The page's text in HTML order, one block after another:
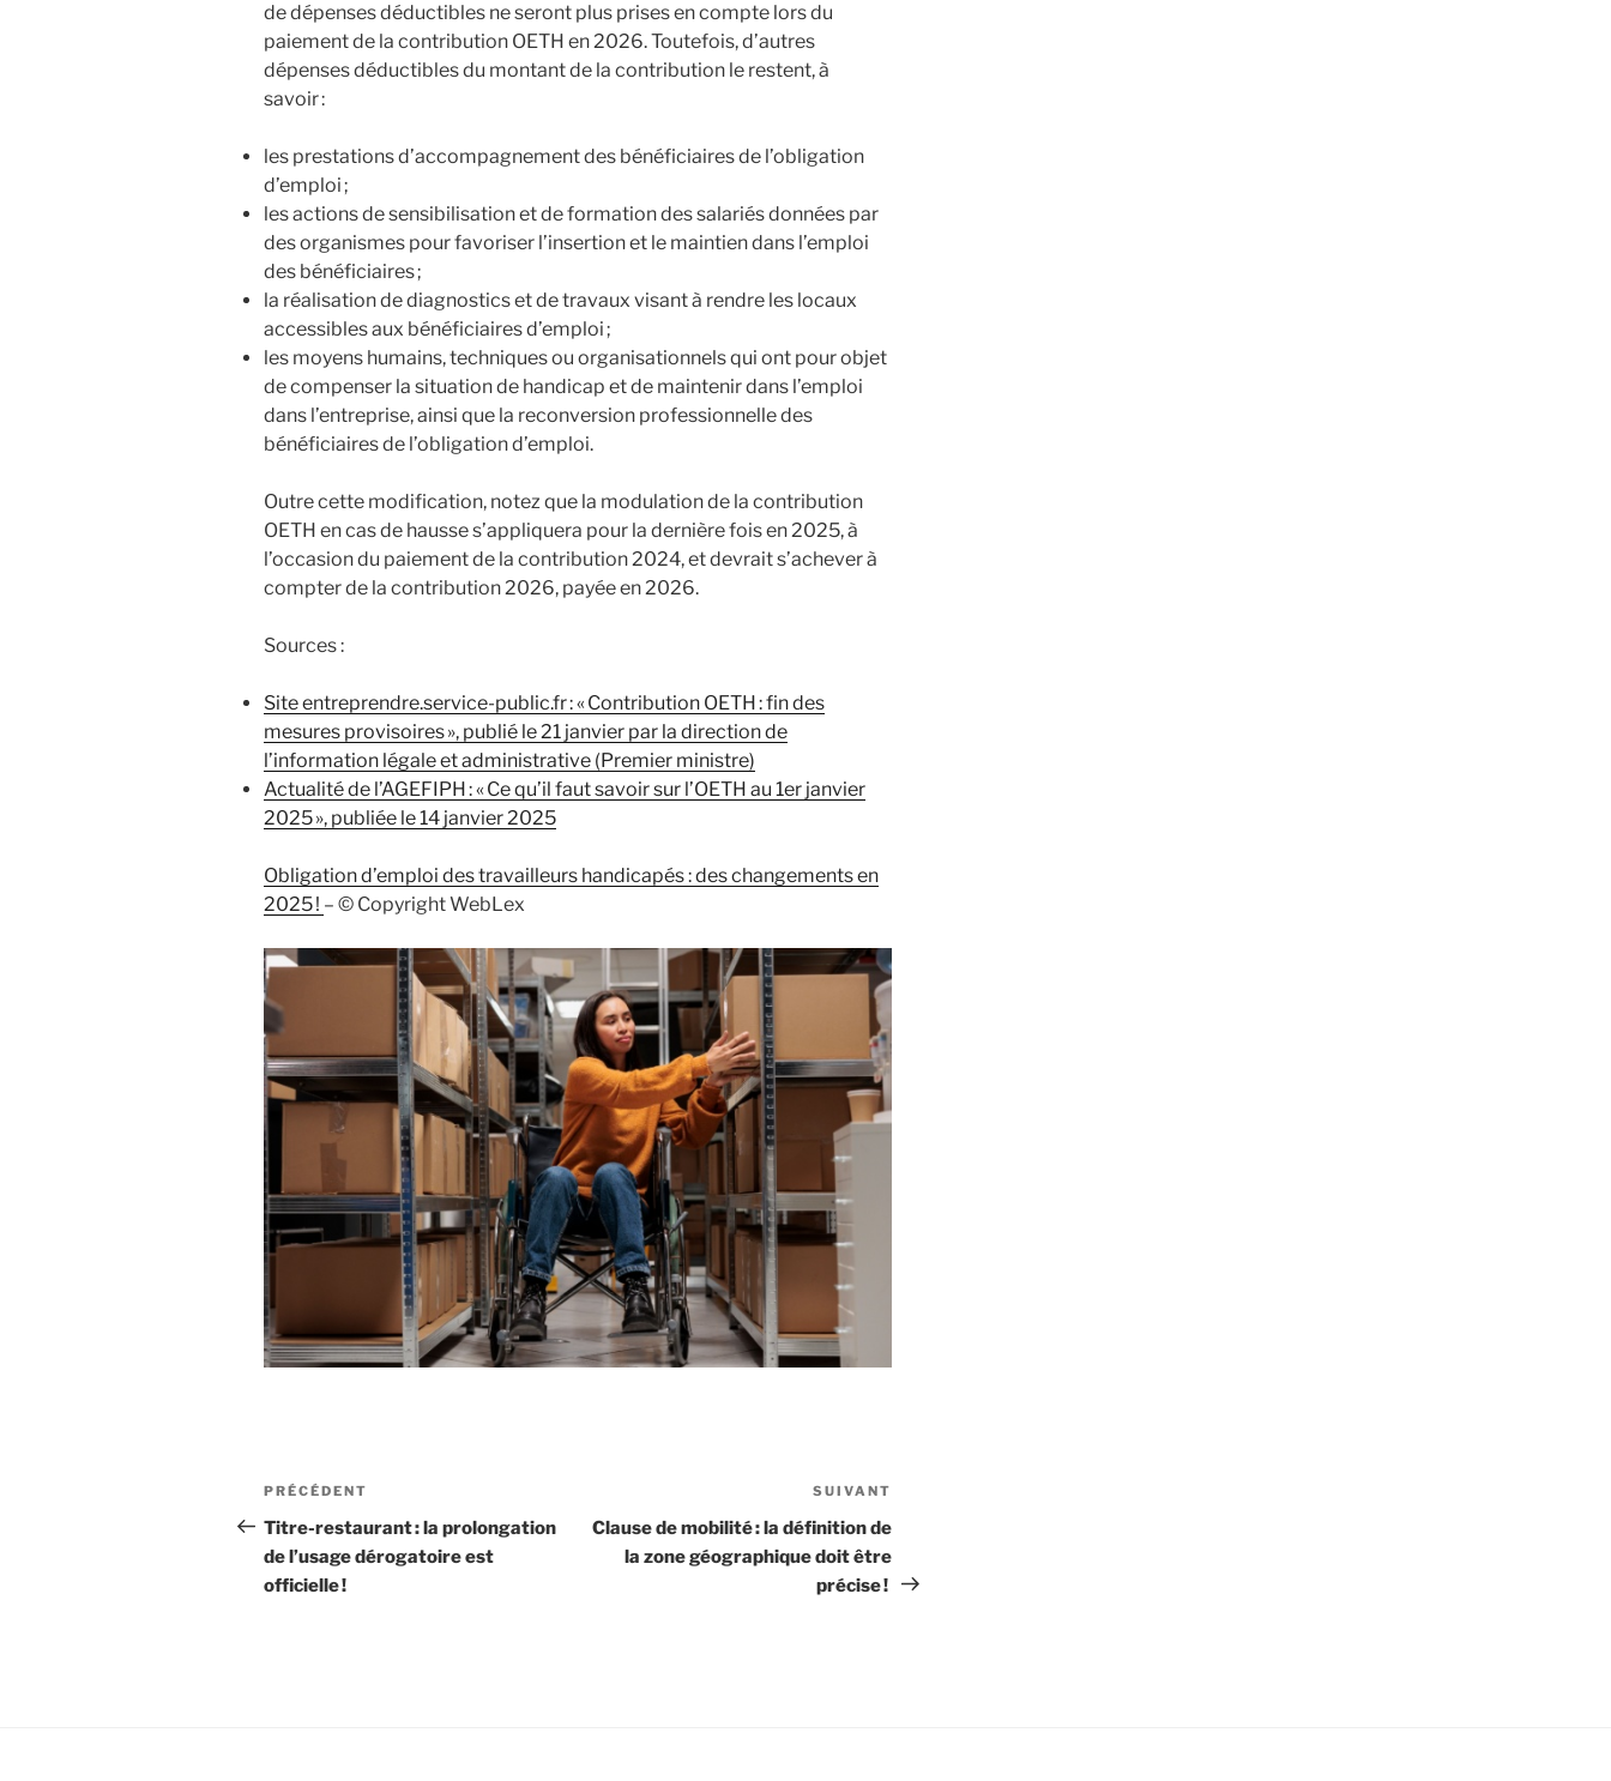
de dépenses déductibles ne seront plus prises en compte lors du
paiement de la contribution OETH en 2026. Toutefois, d’autres
dépenses déductibles du montant de la contribution le restent, à
savoir :
les prestations d’accompagnement des bénéficiaires de l’obligation
d’emploi ;
les actions de sensibilisation et de formation des salariés données par
des organismes pour favoriser l’insertion et le maintien dans l’emploi
des bénéficiaires ;
la réalisation de diagnostics et de travaux visant à rendre les locaux
accessibles aux bénéficiaires d’emploi ;
les moyens humains, techniques ou organisationnels qui ont pour objet
de compenser la situation de handicap et de maintenir dans l’emploi
dans l’entreprise, ainsi que la reconversion professionnelle des
bénéficiaires de l’obligation d’emploi.
Outre cette modification, notez que la modulation de la contribution
OETH en cas de hausse s’appliquera pour la dernière fois en 2025, à
l’occasion du paiement de la contribution 2024, et devrait s’achever à
compter de la contribution 2026, payée en 2026.
Sources :
Site entreprendre.service-public.fr : « Contribution OETH : fin des
mesures provisoires », publié le 21 janvier par la direction de
l’information légale et administrative (Premier ministre)
Actualité de l’AGEFIPH : « Ce qu’il faut savoir sur l’OETH au 1er janvier
2025 », publiée le 14 janvier 2025
Obligation d’emploi des travailleurs handicapés : des changements en
2025 ! – © Copyright WebLex
Navigation
de
l’article
Article
précédent
PRÉCÉDENT
Titre-restaurant : la prolongation
de l’usage dérogatoire est
officielle !
suivant
SUIVANT
Clause de mobilité : la définition de
la zone géographique doit être
précise !